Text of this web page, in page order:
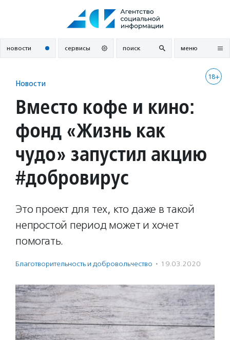
новости сервисы поиск меню
18+
Новости
Вместо кофе и кино:
фонд «Жизнь как
чудо» запустил акцию
#добровирус
Это проект для тех, кто даже в такой
непростой период может и хочет
помогать.
Благотвори­тель­ность и доброволь­чест­во · 19.03.2020